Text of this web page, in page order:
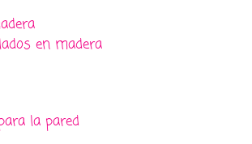
en madera
la pared